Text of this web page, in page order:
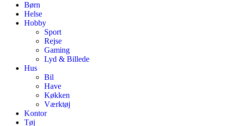
Børn
Helse
Hobby
Sport
Rejse
Gaming
Lyd & Billede
Hus
Bil
Have
Køkken
Værktøj
Kontor
Tøj